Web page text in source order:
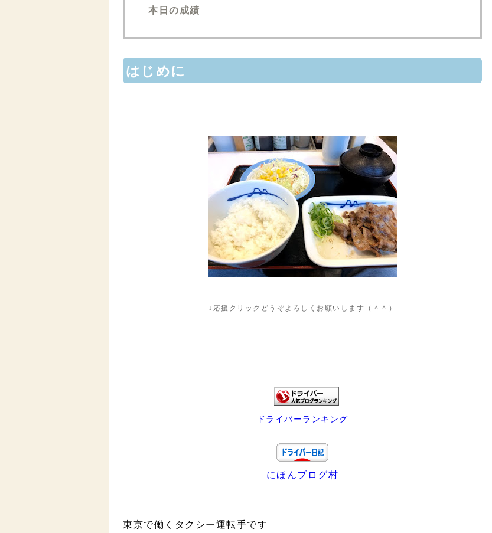
本日の成績
はじめに
↓応援クリックどうぞよろしくお願いします（＾＾）
ドライバーランキング
にほんブログ村
東京で働くタクシー運転手です